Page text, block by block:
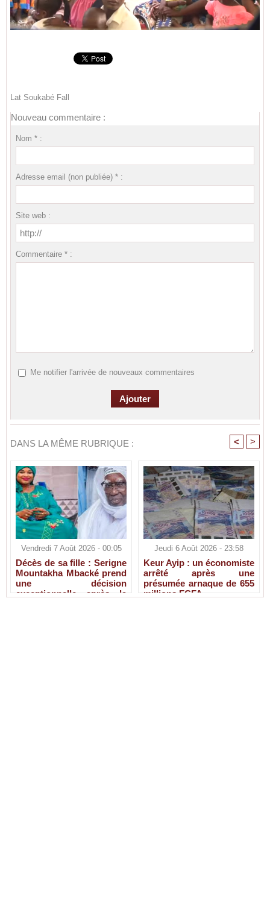
Lat Soukabé Fall
Nouveau commentaire :
Nom * :
Adresse email (non publiée) * :
Site web :
Commentaire * :
Me notifier l'arrivée de nouveaux commentaires
DANS LA MÊME RUBRIQUE : < >
Vendredi 7 Août 2026 - 00:05
Décès de sa fille : Serigne
Mountakha Mbacké prend
une décision
exceptionnelle après la
Jeudi 6 Août 2026 - 23:58
Keur Ayip : un économiste
arrêté après une
présumée arnaque de 655
millions FCFA